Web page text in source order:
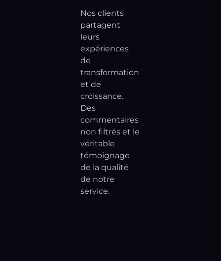
Nos clients
partagent
leurs
expériences
de
transformation
et de
croissance.
Des
commentaires
non filtrés et le
véritable
témoignage
de la qualité
de notre
service.